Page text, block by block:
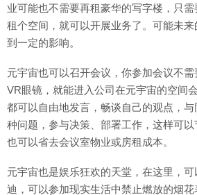
业可能也不需要再租豪华的写字楼，只需
租个空间，就可以开展业务了。可能未
到一定的影响。
元宇宙也可以召开会议，你参加会议不
VR眼镜，就能进入公司在元宇宙的空间
都可以自由地发言，畅谈自己的观点，
种问题，参与决策、部署工作，这样可以
也可以省去会议室物业或房租成本。
元宇宙也是娱乐狂欢的天堂，在这里，
迪，可以参加现实生活中禁止燃放的烟